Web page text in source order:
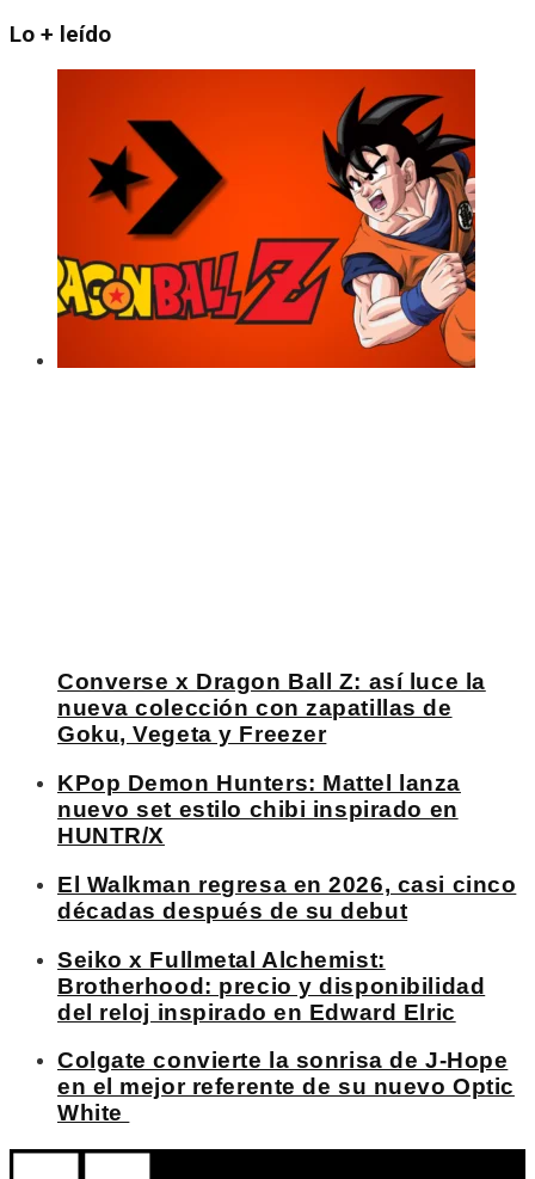
Lo + leído
Converse x Dragon Ball Z: así luce la
nueva colección con zapatillas de
Goku, Vegeta y Freezer
KPop Demon Hunters: Mattel lanza
nuevo set estilo chibi inspirado en
HUNTR/X
El Walkman regresa en 2026, casi cinco
décadas después de su debut
Seiko x Fullmetal Alchemist:
Brotherhood: precio y disponibilidad
del reloj inspirado en Edward Elric
Colgate convierte la sonrisa de J-Hope
en el mejor referente de su nuevo Optic
White